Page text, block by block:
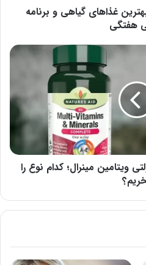
۴۰ روزه؛ بهترین غذاهای گیاهی و برنامه
هفتگی
ویتامین مینرال؛ کدام نوع را